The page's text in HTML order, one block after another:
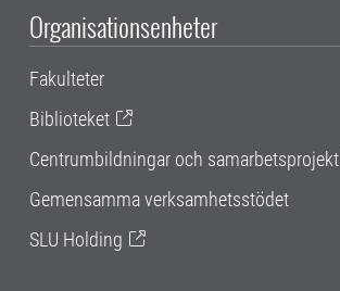
Organisationsenheter
Fakulteter
Biblioteket
Centrumbildningar och samarbetsprojekt
Gemensamma verksamhetsstödet
SLU Holding